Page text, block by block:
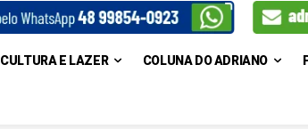
CULTURA E LAZER COLUNA DO ADRIANO